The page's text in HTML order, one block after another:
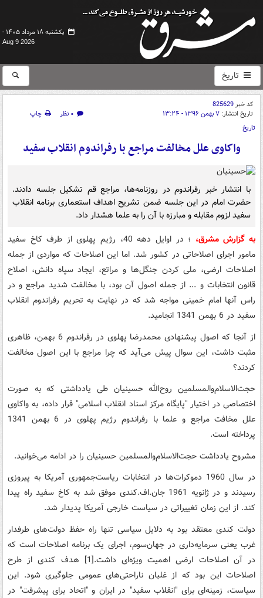
یکشنبه ۱۸ مرداد ۱۴۰۵ -
Aug 9 2026
تاریخ
کد خبر825629
تاریخ انتشار: ۷ بهمن ۱۳۹۶ - ۱۳:۲۴ ۰ نظر
چاپ
تاریخ
واکاوی علل مخالفت مراجع با رفراندوم انقلاب سفید
با انتشار خبر رفراندوم‌ در روزنامه‌ها، مراجع‌ قم ‌تشکیل‌ جلسه‌ دادند.
حضرت‌ امام‌ در این‌ جلسه‌ ضمن‌ تشریح‌ اهداف‌ استعماری‌ برنامه‌ انقلاب‌
سفید لزوم‌ مقابله‌ و مبارزه‌ با آن‌ را به‌ علما هشدار داد.
به گزارش مشرق،
؛ در اوایل دهه 40، رژیم پهلوی از طرف کاخ سفید
مامور اجرای اصلاحاتی در کشور شد. اما این اصلاحات که مواردی از جمله
اصلاحات ارضی، ملی کردن جنگل‌ها و مراتع، ایجاد سپاه دانش، اصلاح
قانون انتخابات و ... از جمله اصول آن بود، با مخالفت شدید مراجع و در
راس آنها امام خمینی مواجه شد که در نهایت به تحریم رفراندوم انقلاب
سفید در 6 بهمن 1341 انجامید.
از آنجا که اصول پیشنهادی محمدرضا پهلوی در رفراندوم 6 بهمن، ظاهری
مثبت داشت، این سوال پیش می‌آید که چرا مراجع با این اصول مخالفت
کردند؟
حجت‌الاسلام‌والمسلمین روح‌الله حسینیان طی یادداشتی که به صورت
اختصاصی در اختیار "پایگاه مرکز اسناد انقلاب اسلامی" قرار داده، به واکاوی
علل مخافت مراجع و علما با رفراندوم رژیم پهلوی در 6 بهمن 1341
پرداخته است.
مشروح یادداشت حجت‌الاسلام‌والمسلمین حسینیان را در ادامه می‌خوانید.
در سال 1960 دموکرات‌ها در انتخابات ریاست‌جمهوری آمریکا به پیروزی
رسیدند و در ژانویه 1961 جان.اف.کندی موفق شد به کاخ سفید راه پیدا
کند. از این زمان تغییراتی در سیاست خارجی آمریکا پدیدار شد.
دولت‌ کندی‌ معتقد بود به‌ دلایل‌ سیاسی‌ تنها راه‌ حفظ‌ دولت‌های‌ طرفدار
غرب‌ یعنی‌ سرمایه‌داری‌ در جهان‌سوم‌، اجرای‌ یک‌ برنامه‌ اصلاحات‌ است‌ که‌
در آن‌ اصلاحات‌ ارضی‌ اهمیت‌ ویژه‌ای ‌داشت‌.[1] هدف‌ کندی‌ از طرح‌
اصلاحات‌ این‌ بود که‌ از غلیان‌ ناراحتی‌های عمومی‌ جلوگیری‌ شود. این‌
سیاست،‌ زمینه‌ای برای‌ "انقلاب‌ سفید" در ایران‌ و "اتحاد برای‌ پیشرفت‌" در